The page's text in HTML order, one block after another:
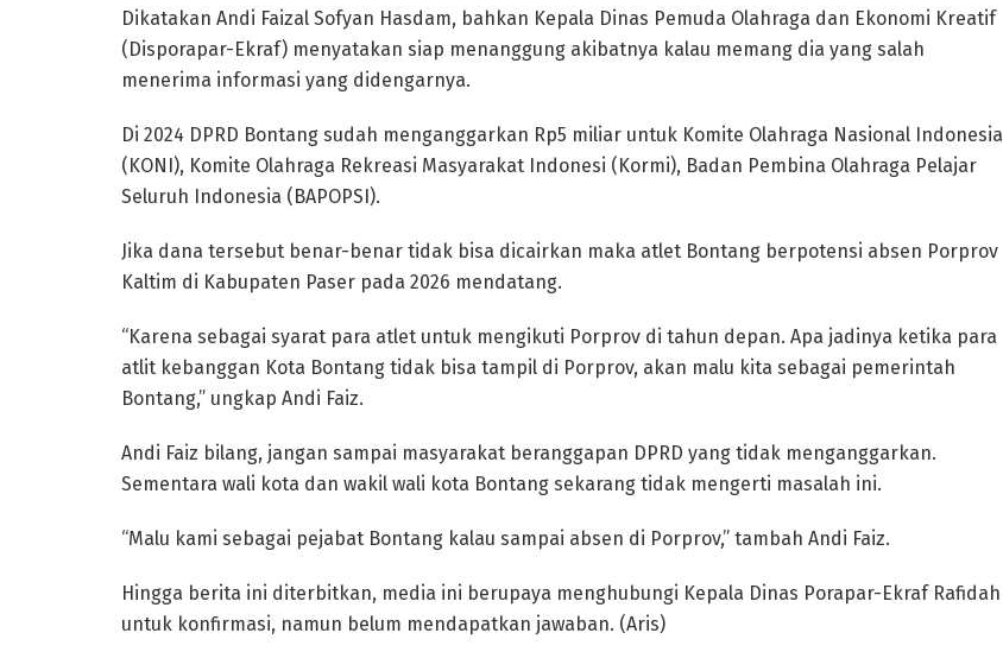
Dikatakan Andi Faizal Sofyan Hasdam, bahkan Kepala Dinas Pemuda Olahraga dan Ekonomi Kreatif
(Disporapar-Ekraf) menyatakan siap menanggung akibatnya kalau memang dia yang salah
menerima informasi yang didengarnya.
Di 2024 DPRD Bontang sudah menganggarkan Rp5 miliar untuk Komite Olahraga Nasional Indonesia
(KONI), Komite Olahraga Rekreasi Masyarakat Indonesi (Kormi), Badan Pembina Olahraga Pelajar
Seluruh Indonesia (BAPOPSI).
Jika dana tersebut benar-benar tidak bisa dicairkan maka atlet Bontang berpotensi absen Porprov
Kaltim di Kabupaten Paser pada 2026 mendatang.
“Karena sebagai syarat para atlet untuk mengikuti Porprov di tahun depan. Apa jadinya ketika para
atlit kebanggan Kota Bontang tidak bisa tampil di Porprov, akan malu kita sebagai pemerintah
Bontang,” ungkap Andi Faiz.
Andi Faiz bilang, jangan sampai masyarakat beranggapan DPRD yang tidak menganggarkan.
Sementara wali kota dan wakil wali kota Bontang sekarang tidak mengerti masalah ini.
“Malu kami sebagai pejabat Bontang kalau sampai absen di Porprov,” tambah Andi Faiz.
Hingga berita ini diterbitkan, media ini berupaya menghubungi Kepala Dinas Porapar-Ekraf Rafidah
untuk konfirmasi, namun belum mendapatkan jawaban. (Aris)